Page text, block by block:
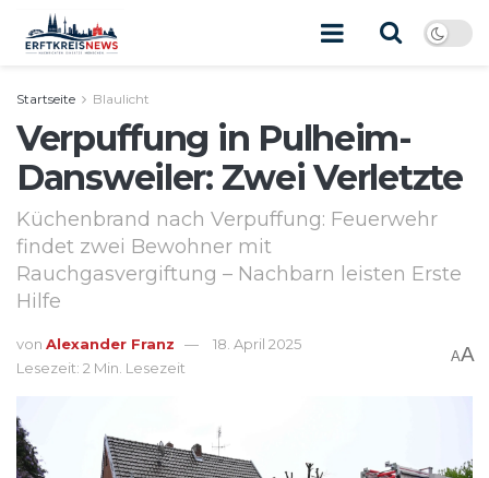
Startseite Blaulicht
Verpuffung in Pulheim-
Dansweiler: Zwei Verletzte
Küchenbrand nach Verpuffung: Feuerwehr
findet zwei Bewohner mit
Rauchgasvergiftung – Nachbarn leisten Erste
Hilfe
von Alexander Franz
18. April 2025
Lesezeit: 2 Min. Lesezeit
AA